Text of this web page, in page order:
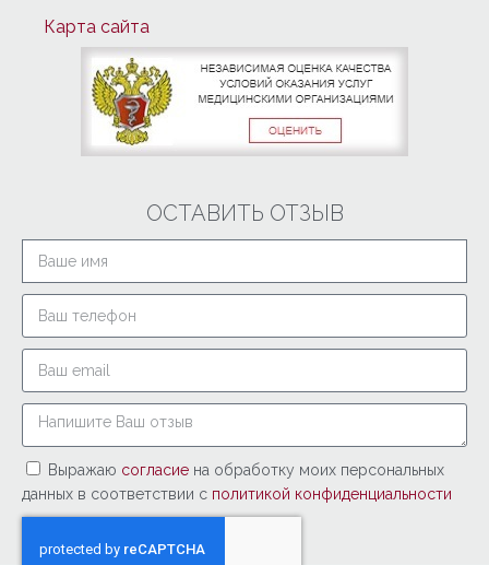
Карта сайта
ОСТАВИТЬ ОТЗЫВ
Выражаю согласие на обработку моих персональных
данных в соответствии с политикой конфиденциальности